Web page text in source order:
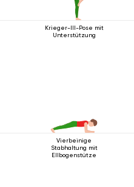
Krieger-III-Pose mit
Unterstützung
Vierbeinige
Stabhaltung mit
Ellbogenstütze